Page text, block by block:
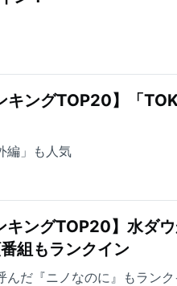
キングTOP20】「
編」も人気
キングTOP20】水ダ
組もランクイン
だ『ニノなのに』もランク